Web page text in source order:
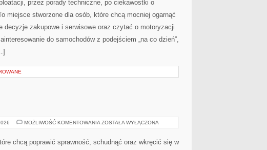
przez porady techniczne, po ciekawostki o
miejsce stworzone dla osób, które chcą mocniej ogarnąć
decyzje zakupowe i serwisowe oraz czytać o motoryzacji
do samochodów z podejściem „na co dzień”,
MOŻLIWOŚĆ KOMENTOWANIA FITNESS
ZOSTAŁA WYŁĄCZONA
chcą poprawić sprawność, schudnąć oraz wkręcić się w